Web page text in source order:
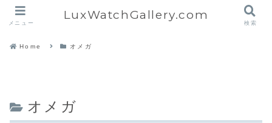
Home オメガ
オメガ
メニュー
LuxWatchGallery.com
検索